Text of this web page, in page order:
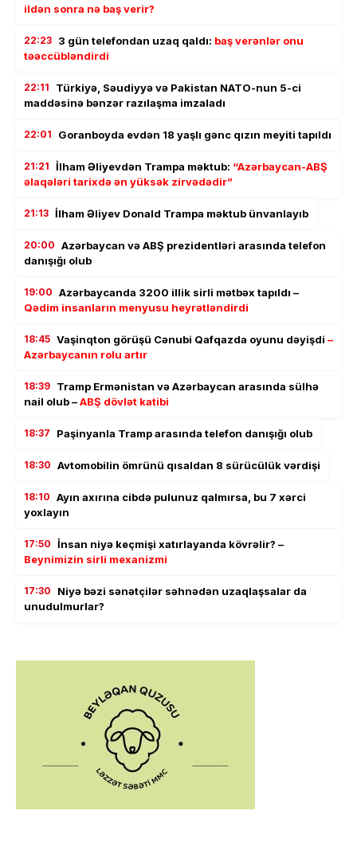
ildən sonra nə baş verir?
22:23 3 gün telefondan uzaq qaldı: baş verənlər onu
təəccübləndirdi
22:11
Türkiyə, Səudiyyə və Pakistan NATO-nun 5-ci
maddəsinə bənzər razılaşma imzaladı
22:01 Goranboyda evdən 18 yaşlı gənc qızın meyiti tapıldı
21:21 İlham Əliyevdən Trampa məktub: “Azərbaycan-ABŞ
əlaqələri tarixdə ən yüksək zirvədədir”
21:13 İlham Əliyev Donald Trampa məktub ünvanlayıb
20:00 Azərbaycan və ABŞ prezidentləri arasında telefon
danışığı olub
19:00 Azərbaycanda 3200 illik sirli mətbəx tapıldı –
Qədim insanların menyusu heyrətləndirdi
18:45 Vaşinqton görüşü Cənubi Qafqazda oyunu dəyişdi –
Azərbaycanın rolu artır
18:39 Tramp Ermənistan və Azərbaycan arasında sülhə
nail olub –ABŞ dövlət katibi
18:37 Paşinyanla Tramp arasında telefon danışığı olub
18:30 Avtomobilin ömrünü qısaldan 8 sürücülük vərdişi
18:10 Ayın axırına cibdə pulunuz qalmırsa, bu 7 xərci
yoxlayın
17:50 İnsan niyə keçmişi xatırlayanda kövrəlir? –
Beynimizin sirli mexanizmi
17:30
Niyə bəzi sənətçilər səhnədən uzaqlaşsalar da
unudulmurlar?